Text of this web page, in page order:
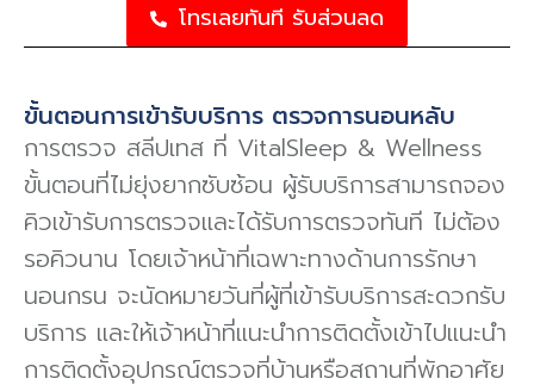
โทรเลยทันที รับส่วนลด
ขั้นตอนการเข้ารับบริการ ตรวจการนอนหลับ
การตรวจ สลีปเทส ที่ VitalSleep & Wellness
ขั้นตอนที่ไม่ยุ่งยากซับซ้อน ผู้รับบริการสามารถจอง
คิวเข้ารับการตรวจและได้รับการตรวจทันที ไม่ต้อง
รอคิวนาน โดยเจ้าหน้าที่เฉพาะทางด้านการรักษา
นอนกรน จะนัดหมายวันที่ผู้ที่เข้ารับบริการสะดวกรับ
บริการ และให้เจ้าหน้าที่แนะนําการติดตั้งเข้าไปแนะนํา
การติดตั้งอุปกรณ์ตรวจที่บ้านหรือสถานที่พักอาศัย